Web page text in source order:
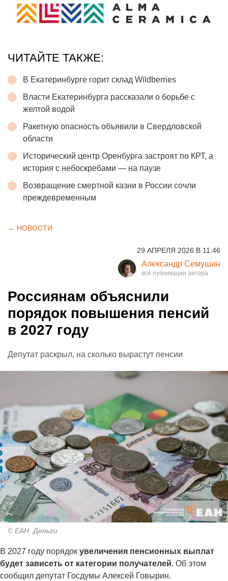
ЧИТАЙТЕ ТАКЖЕ:
В Екатеринбурге горит склад Wildberries
Власти Екатеринбурга рассказали о борьбе с
желтой водой
Ракетную опасность объявили в Свердловской
области
Исторический центр Оренбурга застроят по КРТ, а
история с небоскребами — на паузе
Возвращение смертной казни в России сочли
преждевременным
← НОВОСТИ
29 АПРЕЛЯ 2026 В 11:46
Александр Семушин
Россиянам объяснили
порядок повышения пенсий
в 2027 году
Депутат раскрыл, на сколько вырастут пенсии
© ЕАН. Деньги
В 2027 году порядок увеличения пенсионных выплат
будет зависеть от категории получателей. Об этом
сообщил депутат Госдумы Алексей Говырин.